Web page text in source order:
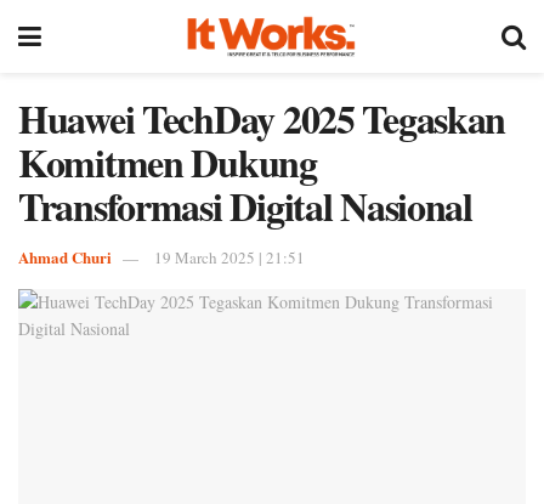
Huawei TechDay 2025 Tegaskan
Komitmen Dukung
Transformasi Digital Nasional
Ahmad Churi 19 March 2025 | 21:51